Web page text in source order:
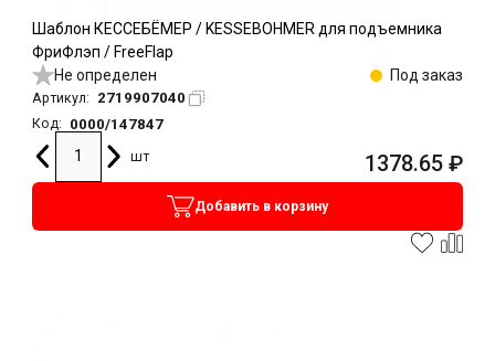
Шаблон КЕССЕБЁМЕР / KESSEBOHMER для подъемника
ФриФлэп / FreeFlap
Не определен
Под заказ
Артикул: 2719907040
Код:
0000/147847
шт
1378.65 ₽
Добавить в корзину